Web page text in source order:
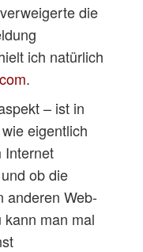
die
ich natürlich
.
– ist in
eigentlich
Internet
ob die
anderen Web-
man mal